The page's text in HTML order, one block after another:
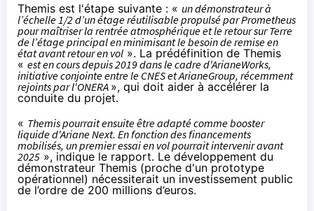
Themis est l'étape suivante : « un démonstrateur à
l’échelle 1/2 d’un étage réutilisable propulsé par Prometheus
pour maîtriser la rentrée atmosphérique et le retour sur Terre
de l’étage principal en minimisant le besoin de remise en
état avant retour en vol ». La prédéfinition de Themis
« est en cours depuis 2019 dans le cadre d'ArianeWorks,
initiative conjointe entre le CNES et ArianeGroup, récemment
rejoints par l'ONERA », qui doit aider à accélérer la
conduite du projet.
« Themis pourrait ensuite être adapté comme booster
liquide d'Ariane Next. En fonction des financements
mobilisés, un premier essai en vol pourrait intervenir avant
2025 », indique le rapport. Le développement du
démonstrateur Themis (proche d'un prototype
opérationnel) nécessiterait un investissement public
de l’ordre de 200 millions d’euros.